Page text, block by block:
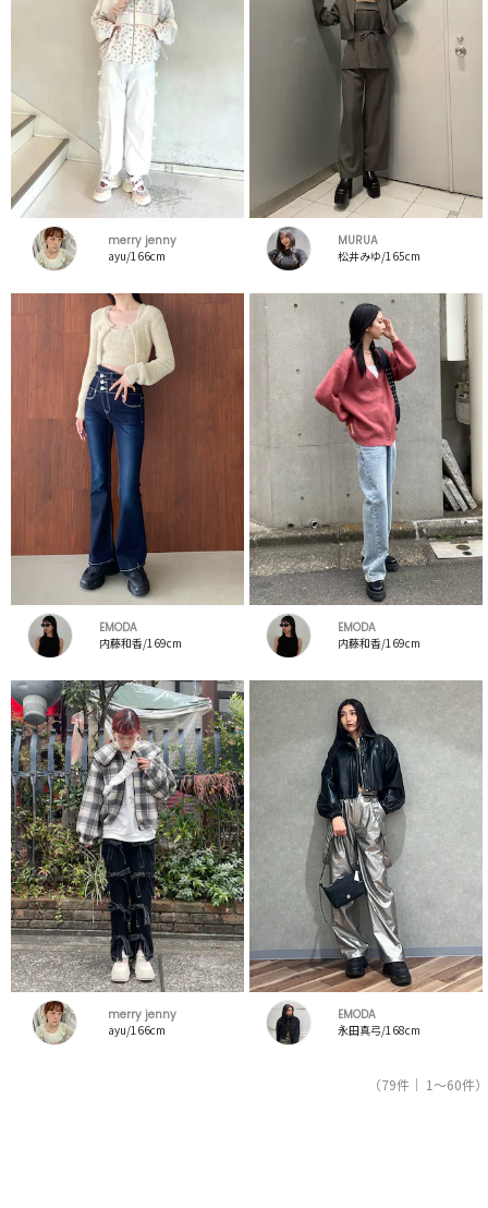
merry jenny
ayu/166cm
MURUA
松井みゆ/165cm
EMODA
内藤和香/169cm
EMODA
内藤和香/169cm
merry jenny
ayu/166cm
EMODA
永田真弓/168cm
（79件｜ 1～60件）